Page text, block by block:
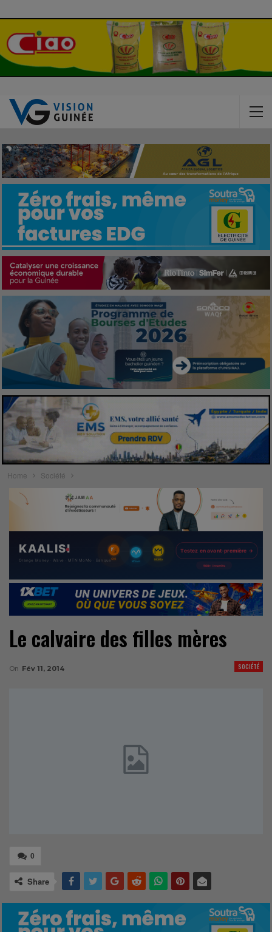
Home Société
Le calvaire des filles mères
SOCIÉTÉ
On Fév 11, 2014
0
Share